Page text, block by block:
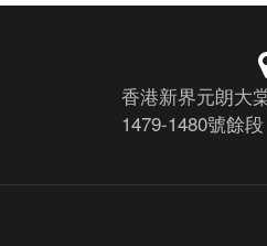
香港新界元朗大
1479-1480號餘段